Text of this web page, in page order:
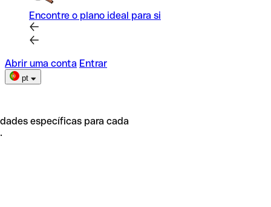
Encontre o plano ideal para si
Abrir uma conta Entrar
pt
específicas para cada